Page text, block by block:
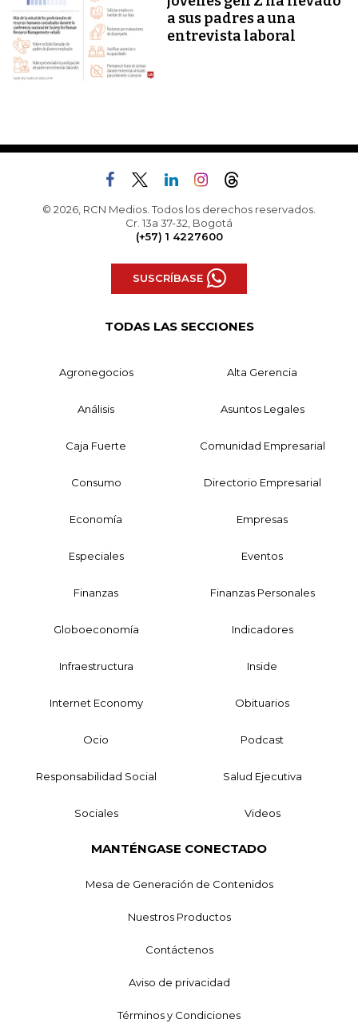
a sus padres a una
entrevista laboral
© 2026, RCN Medios. Todos los derechos reservados.
Cr. 13a 37-32, Bogotá
(+57) 1 4227600
SUSCRÍBASE
TODAS LAS SECCIONES
Agronegocios Alta Gerencia
Análisis Asuntos Legales
Caja Fuerte Comunidad Empresarial
Consumo Directorio Empresarial
Economía Empresas
Especiales Eventos
Finanzas Finanzas Personales
Globoeconomía Indicadores
Infraestructura Inside
Internet Economy Obituarios
Ocio Podcast
Responsabilidad Social Salud Ejecutiva
Sociales Videos
MANTÉNGASE CONECTADO
Mesa de Generación de Contenidos
Nuestros Productos
Contáctenos
Aviso de privacidad
Términos y Condiciones